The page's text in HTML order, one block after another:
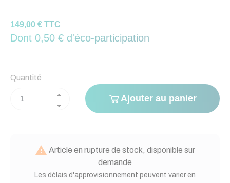
149,00 € TTC
Dont 0,50 € d'éco-participation
Quantité
Ajouter au panier
 Article en rupture de stock, disponible sur
demande
Les délais d'approvisionnement peuvent varier en